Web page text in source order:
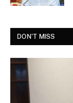
DON'T MISS